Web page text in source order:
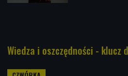
Wiedza i oszczędności - klucz